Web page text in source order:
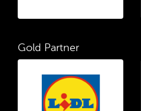
Gold Partner